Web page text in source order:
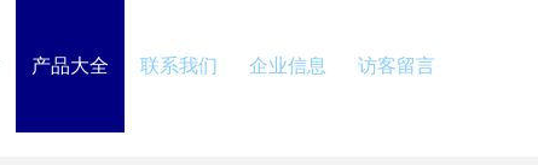
产品大全 联系我们 企业信息 访客留言